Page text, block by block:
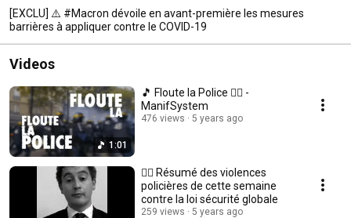
[EXCLU] ⚠️ #Macron dévoile en avant-première les mesures
barrières à appliquer contre le COVID-19
Videos
1:01
🎵 Floute la Police 👮‍♀️ -
ManifSystem
476 views 5 years ago
👮‍♀️ Résumé des violences
policières de cette semaine
contre la loi sécurité globale
259 views 5 years ago